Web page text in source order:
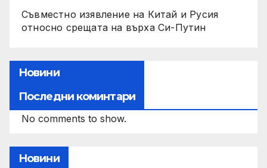
Съвместно изявление на Китай и Русия
относно срещата на върха Си-Путин
Новини
Последни коминтари
No comments to show.
Новини